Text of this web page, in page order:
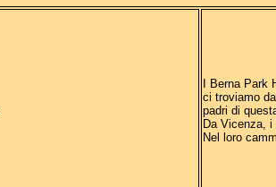
I Berna
ci troviamo
padri di
Da Vicenza,
Nel loro